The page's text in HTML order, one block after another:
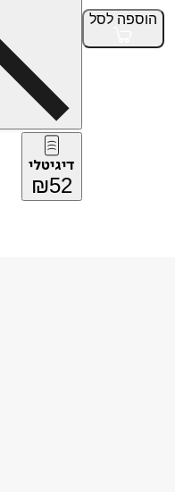
הוספה לסל
דיגיטלי
₪52